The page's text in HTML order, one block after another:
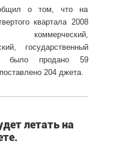
о том, что на
квартала 2008
государственный
было продано 59
204 джета.
летать на